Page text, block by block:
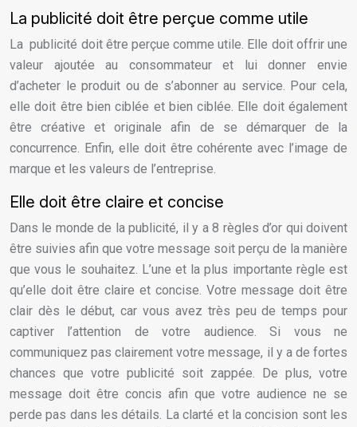
La publicité doit être perçue comme utile
La publicité doit être perçue comme utile. Elle doit offrir une
valeur ajoutée au consommateur et lui donner envie
d’acheter le produit ou de s’abonner au service. Pour cela,
elle doit être bien ciblée et bien ciblée. Elle doit également
être créative et originale afin de se démarquer de la
concurrence. Enfin, elle doit être cohérente avec l’image de
marque et les valeurs de l’entreprise.
Elle doit être claire et concise
Dans le monde de la publicité, il y a 8 règles d’or qui doivent
être suivies afin que votre message soit perçu de la manière
que vous le souhaitez. L’une et la plus importante règle est
qu’elle doit être claire et concise. Votre message doit être
clair dès le début, car vous avez très peu de temps pour
captiver l’attention de votre audience. Si vous ne
communiquez pas clairement votre message, il y a de fortes
chances que votre publicité soit zappée. De plus, votre
message doit être concis afin que votre audience ne se
perde pas dans les détails. La clarté et la concision sont les